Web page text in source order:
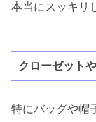
本当にスッキリ
クローゼット
特にバッグや帽